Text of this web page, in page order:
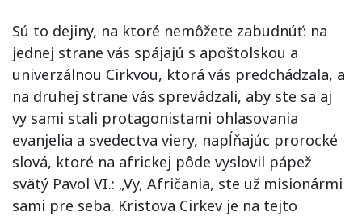
Sú to dejiny, na ktoré nemôžete zabudnúť: na
jednej strane vás spájajú s apoštolskou a
univerzálnou Cirkvou, ktorá vás predchádzala, a
na druhej strane vás sprevádzali, aby ste sa aj
vy sami stali protagonistami ohlasovania
evanjelia a svedectva viery, napĺňajúc prorocké
slová, ktoré na africkej pôde vyslovil pápež
svätý Pavol VI.: „Vy, Afričania, ste už misionármi
sami pre seba. Kristova Cirkev je na tejto